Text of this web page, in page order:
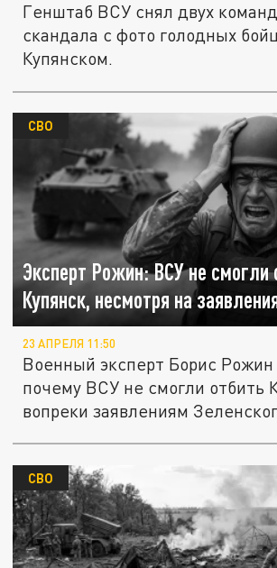
Генштаб ВСУ снял двух
скандала с фото голодных
Купянском.
Эксперт Рожин: ВСУ не смогли
Купянск, несмотря на
СВО
23 АПРЕЛЯ 11:50
Военный эксперт Борис Рожин
почему ВСУ не смогли отбить
вопреки заявлениям
СВО